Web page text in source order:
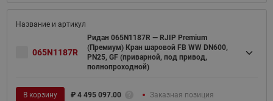
065N1187R
Ридан 065N1187R — RJIP Premium
(Премиум) Кран шаровой FB WW DN600,
PN25, GF (приварной, под привод,
полнопроходной)
В корзину ₽ 4 495 097.00 Заказная позиция